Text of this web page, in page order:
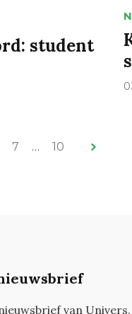
student
7 … 10
van Univers.